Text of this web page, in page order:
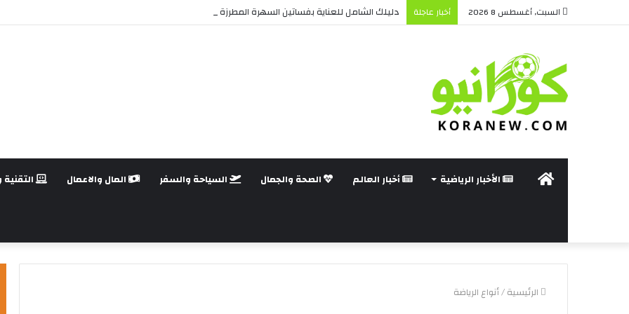
السبت, أغسطس 8 2026 أخبار عاجلة دليلك الشامل للعناية بفساتين السهرة المطرزة بالكريستال وتخزينها لحمايتها من التلف
الرئيسة الأخبار الرياضية أخبار العالم الصحة والجمال السياحة والسفر المال والاعمال التقنية
الرئيسية/أنواع الرياضة